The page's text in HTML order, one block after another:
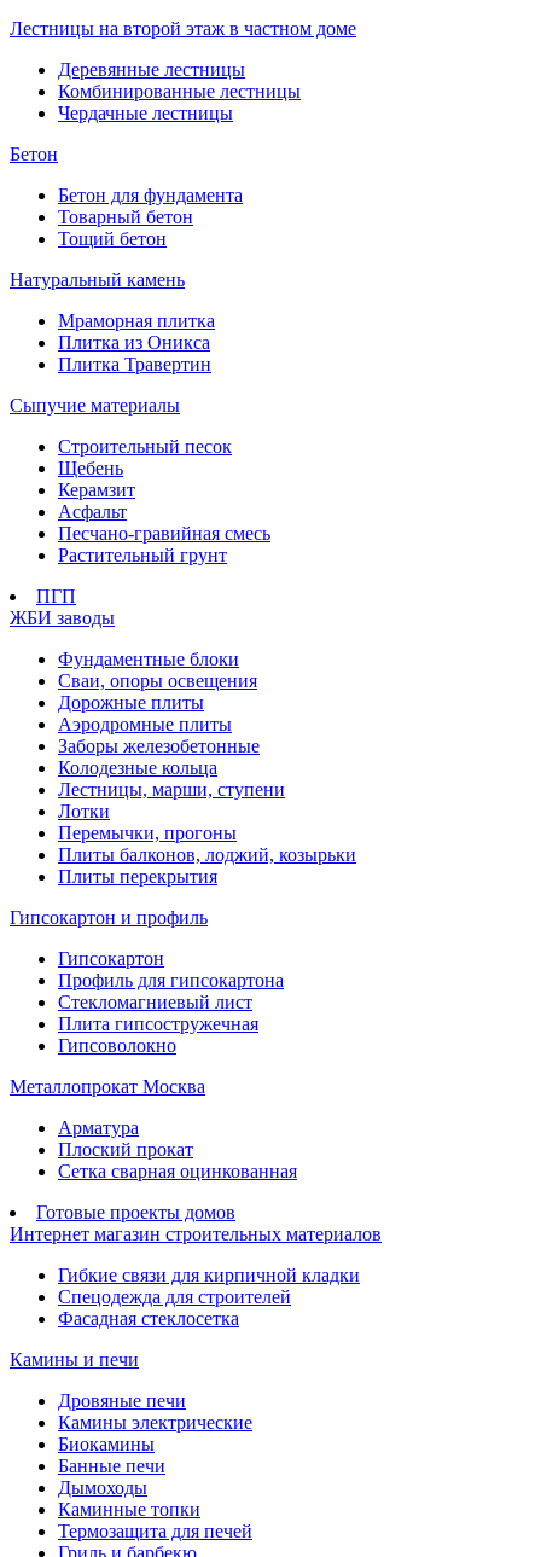
Лестницы на второй этаж в частном доме
Деревянные лестницы
Комбинированные лестницы
Чердачные лестницы
Бетон
Бетон для фундамента
Товарный бетон
Тощий бетон
Натуральный камень
Мраморная плитка
Плитка из Оникса
Плитка Травертин
Сыпучие материалы
Строительный песок
Щебень
Керамзит
Асфальт
Песчано-гравийная смесь
Растительный грунт
ПГП
ЖБИ заводы
Фундаментные блоки
Сваи, опоры освещения
Дорожные плиты
Аэродромные плиты
Заборы железобетонные
Колодезные кольца
Лестницы, марши, ступени
Лотки
Перемычки, прогоны
Плиты балконов, лоджий, козырьки
Плиты перекрытия
Гипсокартон и профиль
Гипсокартон
Профиль для гипсокартона
Стекломагниевый лист
Плита гипсостружечная
Гипсоволокно
Металлопрокат Москва
Арматура
Плоский прокат
Сетка сварная оцинкованная
Готовые проекты домов
Интернет магазин строительных материалов
Гибкие связи для кирпичной кладки
Спецодежда для строителей
Фасадная стеклосетка
Камины и печи
Дровяные печи
Камины электрические
Биокамины
Банные печи
Дымоходы
Каминные топки
Термозащита для печей